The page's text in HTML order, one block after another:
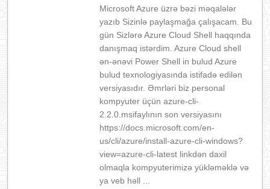
Microsoft Azure üzrə bəzi məqalələr
yazıb Sizinlə paylaşmağa çalışacam. Bu
gün Sizlərə Azure Cloud Shell haqqında
danışmaq istərdim. Azure Cloud shell
ən-ənəvi Power Shell in bulud Azure
bulud texnologiyasında istifadə edilən
versiyasıdır. Əmrləri biz personal
kompyuter üçün azure-cli-
2.2.0.msifaylının son versiyasını
https://docs.microsoft.com/en-
us/cli/azure/install-azure-cli-windows?
view=azure-cli-latest linkdən daxil
olmaqla kompyuterimizə yükləməklə və
ya veb həll ...